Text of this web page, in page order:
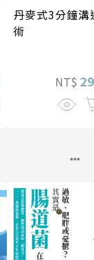
丹麥式3分鐘溝
術
NT$